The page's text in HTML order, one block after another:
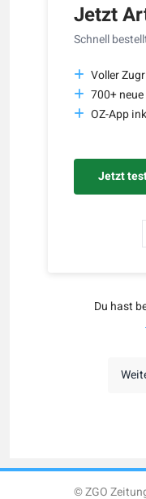
Jetzt
Schnell
Voller
700+
OZ-App
Jetzt
Du hast
© ZGO